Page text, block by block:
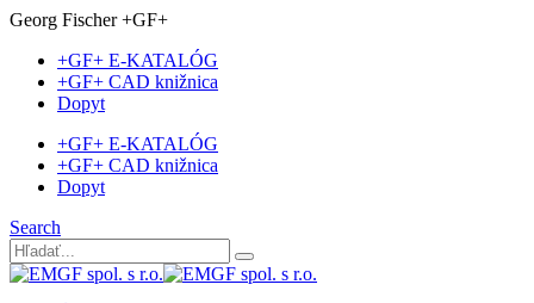
Georg Fischer +GF+
+GF+ E-KATALÓG
+GF+ CAD knižnica
Dopyt
+GF+ E-KATALÓG
+GF+ CAD knižnica
Dopyt
Search